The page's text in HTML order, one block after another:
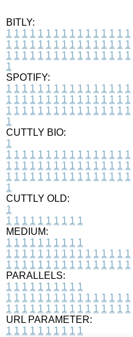
BITLY:
1 1 1 1 1 1 1 1 1 1 1 1 1 1 1 1
1 1 1 1 1 1 1 1 1 1 1 1 1 1 1 1
1 1 1 1 1 1 1 1 1 1 1 1 1 1 1 1
1
SPOTIFY:
1 1 1 1 1 1 1 1 1 1 1 1 1 1 1 1
1 1 1 1 1 1 1 1 1 1 1 1 1 1 1 1
1 1 1 1 1 1 1 1 1 1 1 1 1 1 1 1
1
CUTTLY BIO:
1
1 1 1 1 1 1 1 1 1 1 1 1 1 1 1 1
1 1 1 1 1 1 1 1 1 1 1 1 1 1 1 1
1 1 1 1 1 1 1 1 1 1 1 1 1 1 1 1
1
CUTTLY OLD:
1
1 1 1 1 1 1 1 1 1 1
MEDIUM:
1 1 1 1 1 1 1 1 1 1
1 1 1 1 1 1 1 1 1 1 1 1 1 1 1 1
1 1 1 1 1 1 1 1 1 1 1 1 1 1 1 1
PARALLELS:
1 1 1 1 1 1 1 1 1 1
1 1 1 1 1 1 1 1 1 1 1 1 1 1 1 1
1 1 1 1 1 1 1 1 1 1 1 1 1 1 1 1
URL PARAMETER:
1 1 1 1 1 1 1 1 1 1